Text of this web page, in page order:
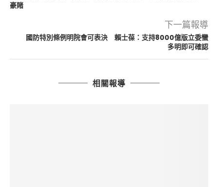
豪賭
下一篇報導
國防特別條例明院會可表決 賴士葆：支持8000億版立委蠻
多明即可確認
相關報導